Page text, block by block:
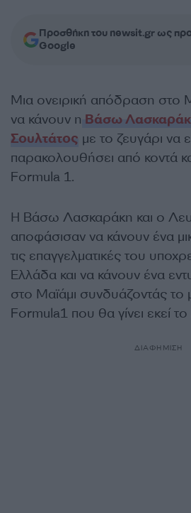
Προσθήκη του newsit.gr ως
Google
Μια ονειρική απόδραση στo
να κάνουν η Βάσω
Σουλτάτος με το ζευγάρι να
παρακολουθήσει από κοντά
Formula 1.
Η Βάσω Λασκαράκη και ο
αποφάσισαν να κάνουν ένα
τις επαγγελματικές του
Ελλάδα και να κάνουν ένα
στο Μαϊάμι συνδυάζοντάς το
Formula1 που θα γίνει εκεί
ΔΙΑΦΗΜΙΣΗ